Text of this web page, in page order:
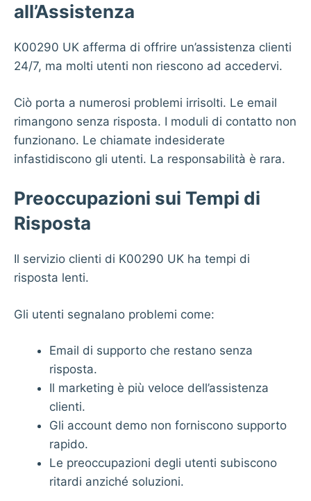
all’Assistenza
K00290 UK afferma di offrire un’assistenza clienti
24/7, ma molti utenti non riescono ad accedervi.
Ciò porta a numerosi problemi irrisolti. Le email
rimangono senza risposta. I moduli di contatto non
funzionano. Le chiamate indesiderate
infastidiscono gli utenti. La responsabilità è rara.
Preoccupazioni sui Tempi di
Risposta
Il servizio clienti di K00290 UK ha tempi di
risposta lenti.
Gli utenti segnalano problemi come:
Email di supporto che restano senza
risposta.
Il marketing è più veloce dell’assistenza
clienti.
Gli account demo non forniscono supporto
rapido.
Le preoccupazioni degli utenti subiscono
ritardi anziché soluzioni.